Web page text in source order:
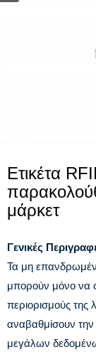
Ετικέτα
μάρκετ
Γενικές
Τα μη
μπορούν μόνο να
περιορισμούς της
αναβαθμίσουν
μεγάλων